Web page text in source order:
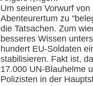
Um seinen Vorwurf
Abenteurertum zu
die Tatsachen. Zum
besseres Wissen
hundert EU-Soldaten
stabilisieren. Fakt ist,
17.000 UN-Blauhelme
Polizisten in der